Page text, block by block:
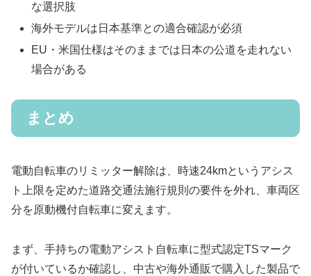
な選択肢
海外モデルは日本基準との適合確認が必須
EU・米国仕様はそのままでは日本の公道を走れない
場合がある
まとめ
電動自転車のリミッター解除は、時速24kmというアシス
ト上限を定めた道路交通法施行規則の要件を外れ、車両区
分を原動機付自転車に変えます。
まず、手持ちの電動アシスト自転車に型式認定TSマーク
が付いているか確認し、中古や海外通販で購入した製品で